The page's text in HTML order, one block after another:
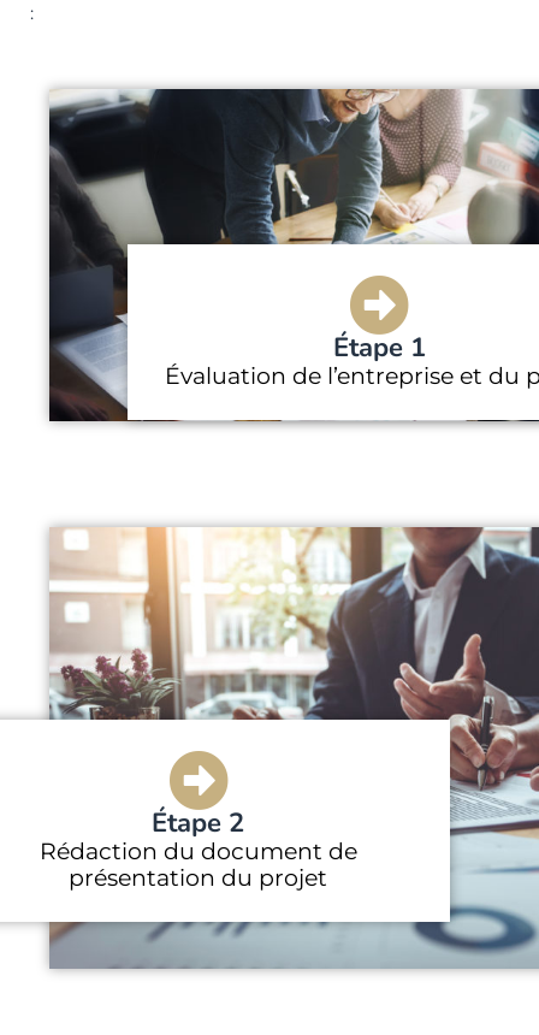
:
Étape 1
Évaluation de l’entreprise et du
Étape 2
Rédaction du document de
présentation du projet